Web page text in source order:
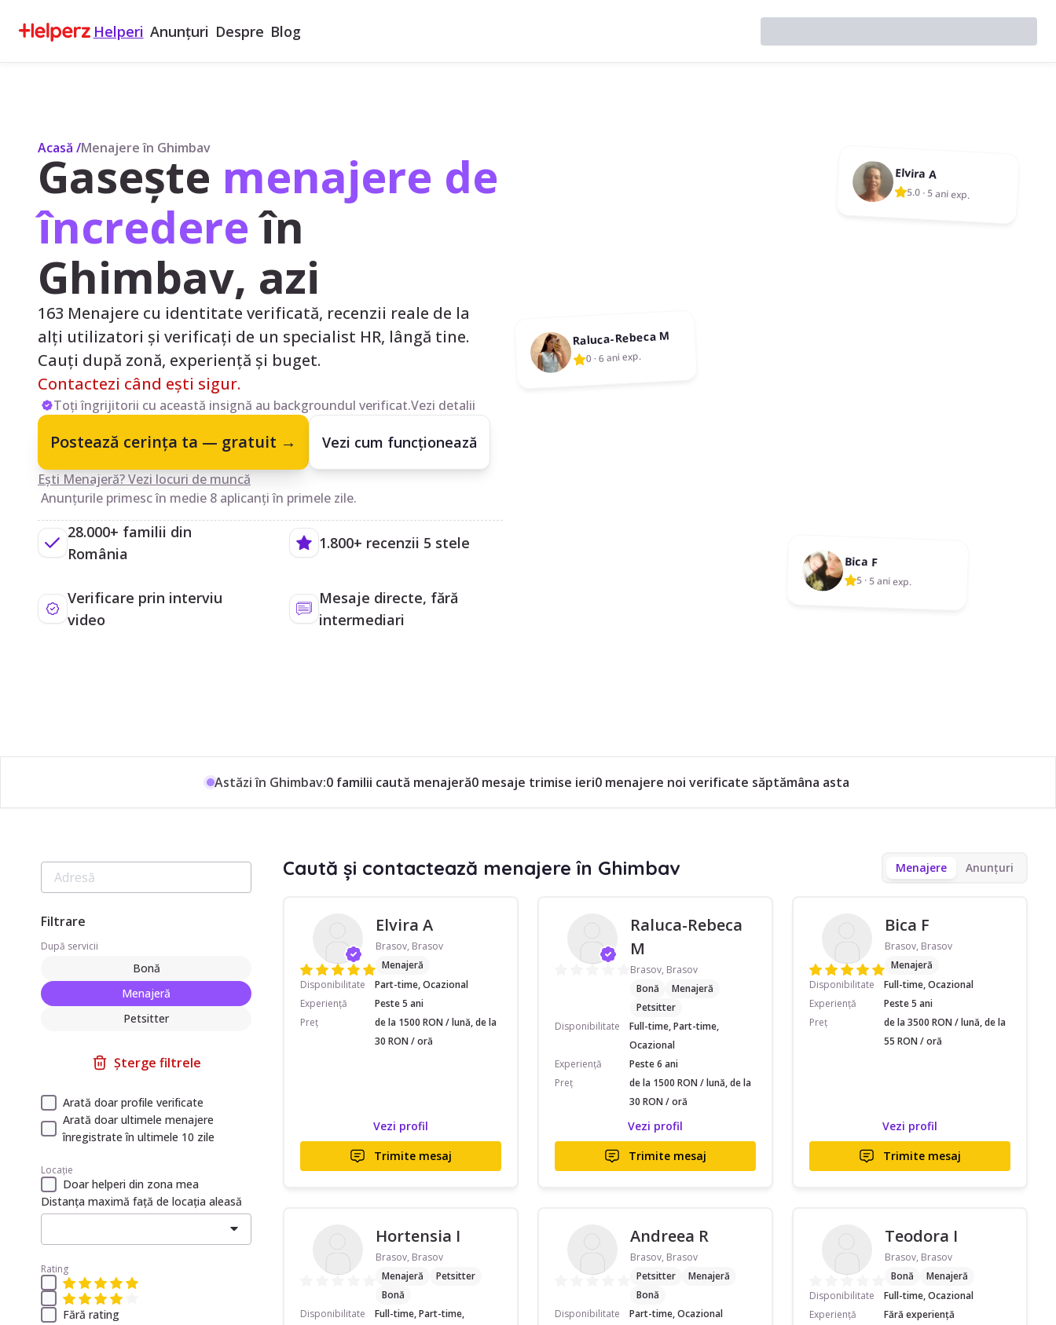
Helperi Anunțuri Despre Blog
Acasă /Menajere în Ghimbav
Gasește menajere de
încredereîn
Ghimbav, azi
163 Menajere cu identitate verificată, recenzii reale de la
alți utilizatori și verificați de un specialist HR, lângă tine.
Cauți după zonă, experiență și buget.
Contactezi când ești sigur.
Toți îngrijitorii cu această insignă au backgroundul verificat.Vezi detalii
Postează cerința ta — gratuit → Vezi cum funcționează
Ești Menajeră? Vezi locuri de muncă
Anunțurile primesc în medie 8 aplicanți în primele zile.
28.000+ familii din
România
1.800+ recenzii 5 stele
Verificare prin interviu
video
Mesaje directe, fără
intermediari
Elvira A
5.0 ·5 ani exp.
Raluca-Rebeca M
0 · 6 ani exp.
Bica F
5 ·5 ani exp.
Astăzi în Ghimbav:0 familii caută menajeră0 mesaje trimise ieri0 menajere noi verificate săptămâna asta
Filtrare
După servicii
Bonă
Menajeră
Petsitter
Șterge filtrele
Arată doar profile verificate
Arată doar ultimele menajere
înregistrate în ultimele 10 zile
Locație
Doar helperi din zona mea
Distanța maximă față de locația aleasă
Rating
Fără rating
Caută și contactează menajere în Ghimbav Menajere Anunțuri
Elvira A
Brasov, Brasov
Menajeră
Disponibilitate
Part-time, Ocazional
Experiență
Peste 5 ani
Preț
de la 1500 RON / lună, de la
30 RON / oră
Vezi profil
Trimite mesaj
Raluca-Rebeca
M
Brasov, Brasov
Bonă
Menajeră
Petsitter
Disponibilitate
Full-time, Part-time,
Ocazional
Experiență
Peste 6 ani
Preț
de la 1500 RON / lună, de la
30 RON / oră
Vezi profil
Trimite mesaj
Bica F
Brasov, Brasov
Menajeră
Disponibilitate
Full-time, Ocazional
Experiență
Peste 5 ani
Preț
de la 3500 RON / lună, de la
55 RON / oră
Vezi profil
Trimite mesaj
Hortensia I
Brasov, Brasov
Menajeră
Petsitter
Bonă
Disponibilitate
Full-time, Part-time,
Andreea R
Brasov, Brasov
Petsitter
Menajeră
Bonă
Disponibilitate
Part-time, Ocazional
Teodora I
Brasov, Brasov
Bonă
Menajeră
Disponibilitate
Full-time, Ocazional
Experiență
Fără experiență